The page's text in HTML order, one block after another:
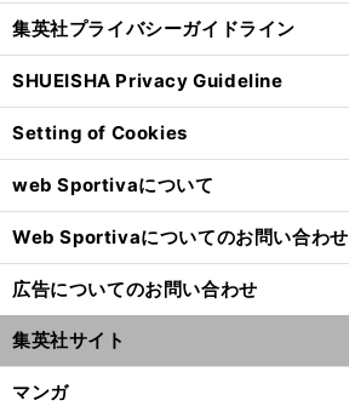
集英社プライバシーガイドライン
SHUEISHA Privacy Guideline
Setting of Cookies
web Sportivaについて
Web Sportivaについてのお問い合わせ
広告についてのお問い合わせ
集英社サイト
マンガ